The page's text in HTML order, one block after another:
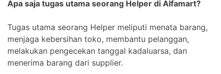
Apa saja tugas utama seorang Helper di Alfamart?
Tugas utama seorang Helper meliputi menata barang,
menjaga kebersihan toko, membantu pelanggan,
melakukan pengecekan tanggal kadaluarsa, dan
menerima barang dari supplier.